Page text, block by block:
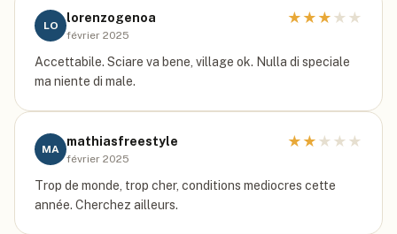
LO
lorenzogenoa
février 2025
★ ★ ★ ★ ★
Accettabile. Sciare va bene, village ok. Nulla di speciale
ma niente di male.
MA
mathiasfreestyle
février 2025
★ ★ ★ ★ ★
Trop de monde, trop cher, conditions mediocres cette
année. Cherchez ailleurs.